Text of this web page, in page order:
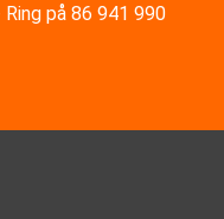
på 86 941 990